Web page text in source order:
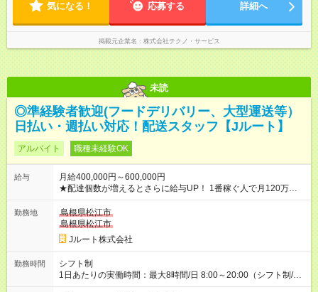
気になる！ 応募する 詳細へ
掲載元企業名 株式会社テクノ・サービス
未読
◎準経験者歓迎(フードデリバリー、大型運送等）
日払い・週払い対応！配送スタッフ【Jルート】
アルバイト 職種未経験OK
給与
月給400,000円～600,000円
★配達個数が増えるとさらに給与UP！ 1番稼ぐ人で月120万ほ
ど！ ・主要都市エリア 月収55万円／週5日稼働 月収65万~112
万円／週6日稼働 ・地方郊外エリア 月収40万円／週5日稼働 月
収40万円~50万円／週6日稼働 ＜モデルイメージ＞ ■月収50万
円 (27歳男性/江東区在住)※元建築関係 1日150個配達×25日勤務
(日休み) ■月収80万円(43歳男性/墨田区在住)※元営業 1日200個
勤務地
島根県松江市
島根県松江市
Jルート株式会社
勤務時間
シフト制
1日あたりの実働時間：最大8時間/日 8:00～20:00（シフト制/実
働8時間） ※週5日勤務（場所次第では週4も有り） ※配達状況に